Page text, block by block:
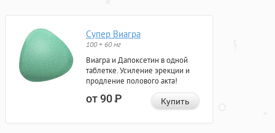
Супер Виагра
100 + 60 мг
Виагра и Дапоксетин в одной
таблетке. Усиление эрекции и
продление полового акта!
от 90Р Купить